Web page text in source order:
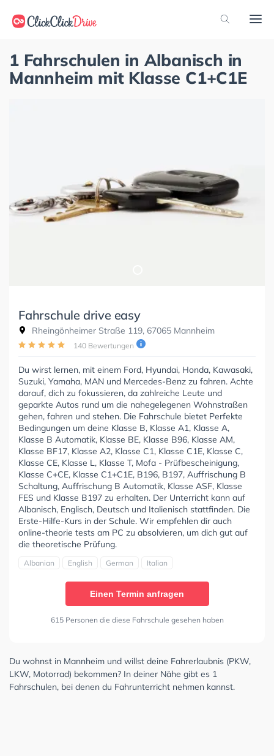
1 Fahrschulen in Albanisch in
Mannheim mit Klasse C1+C1E
Fahrschule drive easy
Rheingönheimer Straße 119, 67065 Mannheim
140 Bewertungen
Du wirst lernen, mit einem Ford, Hyundai, Honda, Kawasaki,
Suzuki, Yamaha, MAN und Mercedes-Benz zu fahren. Achte
darauf, dich zu fokussieren, da zahlreiche Leute und
geparkte Autos rund um die nahegelegenen Wohnstraßen
gehen, fahren und stehen. Die Fahrschule bietet Perfekte
Bedingungen um deine Klasse B, Klasse A1, Klasse A,
Klasse B Automatik, Klasse BE, Klasse B96, Klasse AM,
Klasse BF17, Klasse A2, Klasse C1, Klasse C1E, Klasse C,
Klasse CE, Klasse L, Klasse T, Mofa - Prüfbescheinigung,
Klasse C+CE, Klasse C1+C1E, B196, B197, Auffrischung B
Schaltung, Auffrischung B Automatik, Klasse ASF, Klasse
FES und Klasse B197 zu erhalten. Der Unterricht kann auf
Albanisch, Englisch, Deutsch und Italienisch stattfinden. Die
Erste-Hilfe-Kurs in der Schule. Wir empfehlen dir auch
online-theorie tests am PC zu absolvieren, um dich gut auf
die theoretische Prüfung.
Albanian English German Italian
Einen Termin anfragen
615 Personen die diese Fahrschule gesehen haben
Du wohnst in Mannheim und willst deine Fahrerlaubnis (PKW,
LKW, Motorrad) bekommen? In deiner Nähe gibt es 1
Fahrschulen, bei denen du Fahrunterricht nehmen kannst.